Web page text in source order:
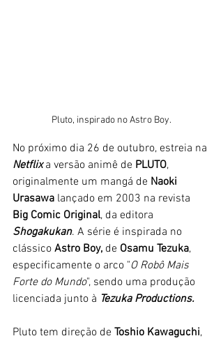
Pluto, inspirado no Astro Boy.
No próximo dia 26 de outubro, estreia na
Netflix a versão animê de PLUTO,
originalmente um mangá de Naoki
Urasawa lançado em 2003 na revista
Big Comic Original, da editora
Shogakukan. A série é inspirada no
clássico Astro Boy, de Osamu Tezuka,
especificamente o arco "O Robô Mais
Forte do Mundo", sendo uma produção
licenciada junto à Tezuka Productions.
Pluto tem direção de Toshio Kawaguchi,